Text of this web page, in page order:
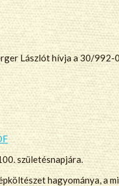
Lászlót hívja a 30/
születésnapjára.
hagyománya, a